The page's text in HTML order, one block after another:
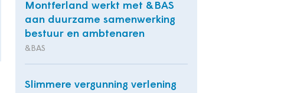
Montferland werkt met &BAS
aan duurzame samenwerking
bestuur en ambtenaren
&BAS
Slimmere vergunning verlening